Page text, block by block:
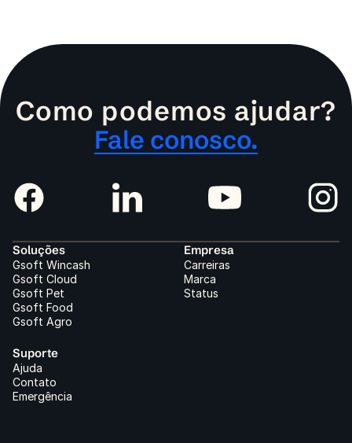
Soluções
Gsoft Wincash
Gsoft Cloud
Gsoft Pet
Gsoft Food
Gsoft Agro
Empresa
Carreiras
Marca
Status
Suporte
Ajuda
Contato
Emergência
Como podemos ajudar?
Fale conosco.